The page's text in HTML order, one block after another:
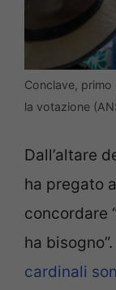
Conclave,
la votazione
Dall’altare
ha pregato
concordare
ha bisogno”.
cardinali